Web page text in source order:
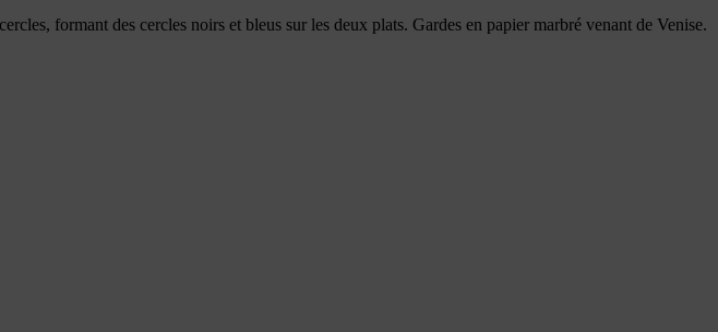
formant des cercles noirs et bleus sur les deux plats. Gardes en papier marbré venant de Venise.